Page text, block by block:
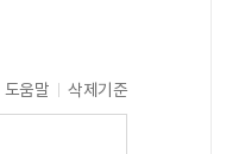
도움말 삭제기준